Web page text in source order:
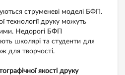
струменеві моделі БФП.
технології друку можуть
Недорогі БФП
школярі та студенти для
для творчості.
якості друку